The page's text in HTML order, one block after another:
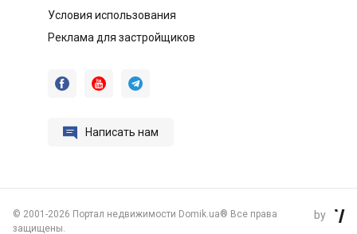
Условия использования
Реклама для застройщиков
  
 Написать нам
© 2001-2026 Портал недвижимости Domik.ua® Все права
защищены.
by 